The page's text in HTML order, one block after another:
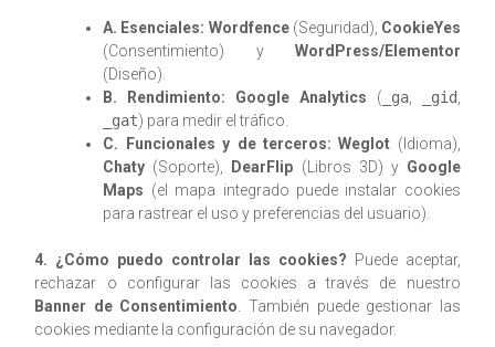
A. Esenciales: Wordfence(Seguridad), CookieYes
(Consentimiento) y WordPress/Elementor
(Diseño).
B. Rendimiento:
Google Analytics ( _ga, _gid,
_gat) para medir el tráfico.
C. Funcionales y de terceros: Weglot (Idioma),
Chaty (Soporte), DearFlip (Libros 3D) y Google
Maps (el mapa integrado puede instalar cookies
para rastrear el uso y preferencias del usuario).
4. ¿Cómo puedo controlar las cookies? Puede aceptar,
rechazar o configurar las cookies a través de nuestro
Banner de Consentimiento. También puede gestionar las
cookies mediante la configuración de su navegador.